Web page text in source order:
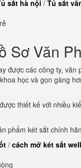
sắt hà nội / Tủ sắt
Sơ Văn
được các công ty,
học và gọn gàng
thiết kế với nhiều
phẩm két sắt chính
/ cách mở két sắt